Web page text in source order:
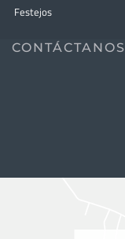
Festejos
CONTÁCTANOS